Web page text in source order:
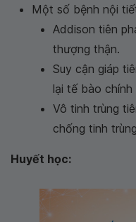
Một số bệnh nội
Addison tiên
thượng thận.
Suy cận giáp
lại tế bào chính
Vô tinh trùng
chống tinh
Huyết học: